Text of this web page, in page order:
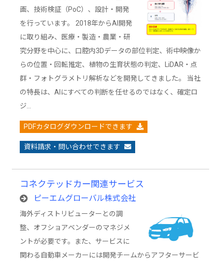
画、技術検証（PoC）、設計・開発
を行っています。 2018年からAI開発
に取り組み、医療・製造・農業・研
究分野を中心に、口腔内3Dデータの部位判定、術中映像か
らの位置・回転推定、植物の生育状態の判定、LiDAR・点
群・フォトグラメトリ解析などを開発してきました。 当社
の特長は、AIにすべての判断を任せるのではなく、確定ロ
ジ…
PDFカタログダウンロードできます
資料請求・問い合わせできます
コネクテッドカー関連サービス
ピーエムグローバル株式会社
海外ディストリビューターとの調
整、オフショアベンダーのマネジメ
ントが必要です。また、サービスに
関わる自動車メーカーには開発チームからアフターサービ